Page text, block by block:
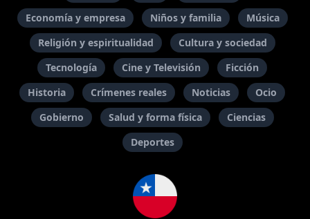
Economía y empresa
Niños y familia
Música
Religión y espiritualidad
Cultura y sociedad
Tecnología
Cine y Televisión
Ficción
Historia
Crímenes reales Noticias
Ocio
Gobierno
Salud y forma física
Ciencias
Deportes